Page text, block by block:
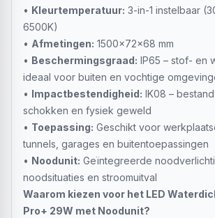
• Kleurtemperatuur: 3-in-1 instelbaar
6500K)
• Afmetingen: 1500x72x68 mm
• Beschermingsgraad: IP65 – stof- en
ideaal voor buiten en vochtige
• Impactbestendigheid: IK08 –
schokken en fysiek geweld
• Toepassing: Geschikt voor
tunnels, garages en buitentoepassingen
• Noodunit: Geïntegreerde
noodsituaties en stroomuitval
Waarom kiezen voor het LED
Pro+ 29W met Noodunit?